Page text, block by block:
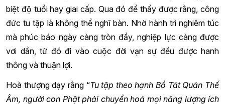
biệt độ tuổi hay giai cấp. Qua đó để thấy được rằng, công
đức tu tập là không thể nghĩ bàn. Nhờ hành trì nghiêm túc
mà phúc báo ngày càng tròn đầy, nghiệp lực càng được
vơi dần, từ đó đi vào cuộc đời vạn sự đều được hanh
thông và thuận lợi.
Hoà thượng dạy rằng “Tu tập theo hạnh Bồ Tát Quán Thế
Âm, người con Phật phải chuyển hoá mọi năng lượng ích